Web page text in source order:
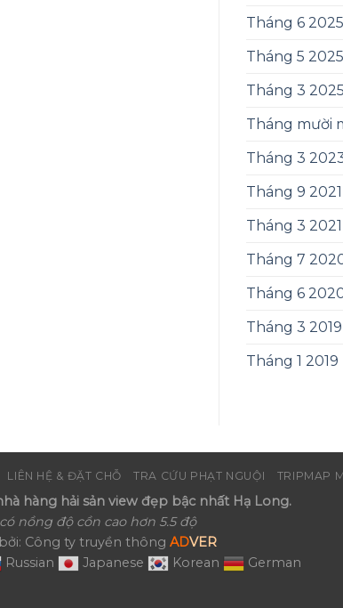
Tháng 6 2025
Tháng 5 2025
Tháng 3 2025
Tháng mười
Tháng 3
Tháng 9 2021
Tháng 3 2021
Tháng 7
Tháng 6
Tháng 3 2019
Tháng 1 2019
LIÊN HỆ & ĐẶT CHỖ TRA CỨU PHẠT NGUỘI TRIPMAP
hàng hải sản view đẹp bậc nhất Hạ Long.
nồng độ cồn cao hơn 5.5 độ
Công ty truyền thông ADVER
Russian Japanese Korean German